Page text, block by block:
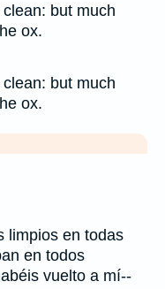
clean: but much
ox.
but much
ox.
limpios en todas
en todos
vuelto a mí--